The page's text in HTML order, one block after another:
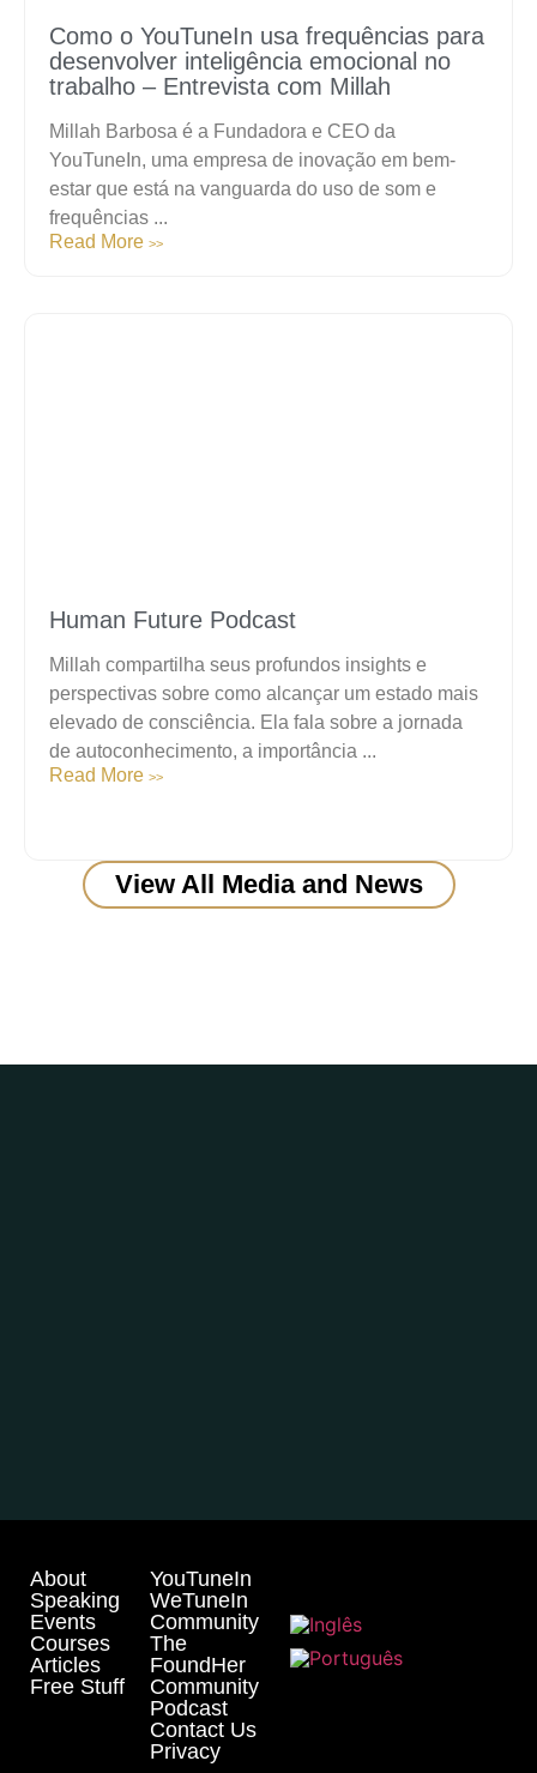
Como o YouTuneIn usa frequências para
desenvolver inteligência emocional no
trabalho – Entrevista com Millah
Millah Barbosa é a Fundadora e CEO da
YouTuneIn, uma empresa de inovação em bem-
estar que está na vanguarda do uso de som e
frequências ...
Read More >>
Human Future Podcast
Millah compartilha seus profundos insights e
perspectivas sobre como alcançar um estado mais
elevado de consciência. Ela fala sobre a jornada
de autoconhecimento, a importância ...
Read More >>
View All Media and News
About
Speaking
Events
Courses
Articles
Free Stuff
YouTuneIn
WeTuneIn
Community
The
FoundHer
Community
Podcast
Contact Us
Privacy